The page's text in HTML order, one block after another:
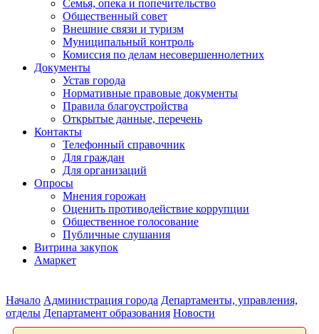
Семья, опека и попечительство
Общественный совет
Внешние связи и туризм
Муниципальный контроль
Комиссия по делам несовершеннолетних
Документы
Устав города
Нормативные правовые документы
Правила благоустройства
Открытые данные, перечень
Контакты
Телефонный справочник
Для граждан
Для организаций
Опросы
Мнения горожан
Оценить противодействие коррупции
Общественное голосование
Публичные слушания
Витрина закупок
Амаркет
Начало Администрация города Департаменты, управления,
отделы Департамент образования Новости